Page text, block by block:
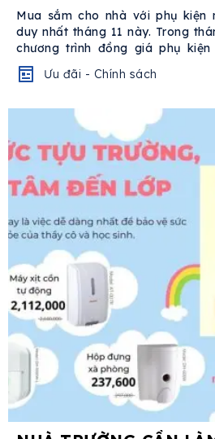
Mua sắm cho nhà với phụ kiện
duy nhất tháng 11 này. Trong
chương trình đồng giá phụ
SAIGONDEPOT...
Ưu đãi - Chính sách